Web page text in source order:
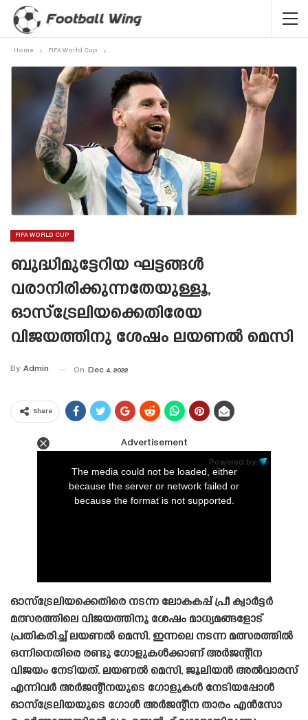
Home FIFA World Cup
FIFA WORLD CUP
ബുദ്ധിമുട്ടേറിയ ഘട്ടങ്ങൾ
വരാനിരിക്കുന്നതേയുള്ളൂ,
ഓസ്‌ട്രേലിയക്കെതിരേയ
വിജയത്തിനു ശേഷം ലയണൽ മെസി
By Admin On Dec 4, 2022
Share
Advertisement
Powered by:
The media could not be loaded, either
because the server or network failed or
because the format is not supported.
ഓസ്‌ട്രേലിയക്കെതിരെ നടന്ന ലോകകപ്പ് പ്രീ ക്വാർട്ടർ
മത്സരത്തിലെ വിജയത്തിനു ശേഷം മാധ്യമങ്ങളോട്
പ്രതികരിച്ച് ലയണൽ മെസി. ഇന്നലെ നടന്ന മത്സരത്തിൽ
ഒന്നിനെതിരെ രണ്ടു ഗോളുകൾക്കാണ് അർജന്റീന
വിജയം നേടിയത്. ലയണൽ മെസി, ജൂലിയൻ അൽവാരസ്
എന്നിവർ അർജന്റീനയുടെ ഗോളുകൾ നേടിയപ്പോൾ
ഓസ്‌ട്രേലിയയുടെ ഗോൾ അർജന്റീന താരം എൻസോ